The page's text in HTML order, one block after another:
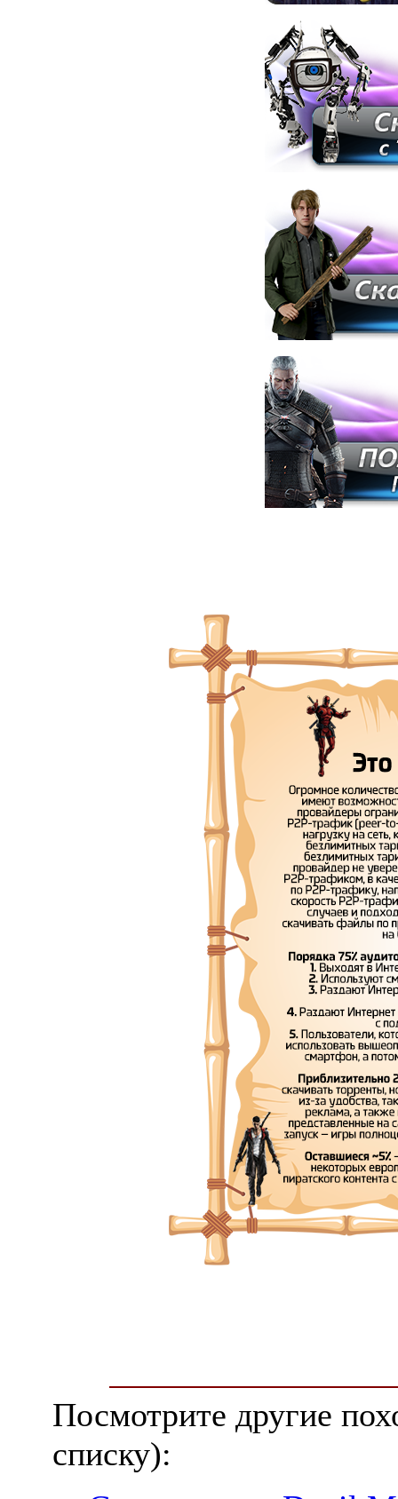
Посмотрите другие
списку):